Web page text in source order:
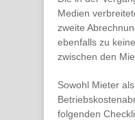
Medien
zweite
ebenfalls zu
zwischen den
Sowohl Mieter
folgenden